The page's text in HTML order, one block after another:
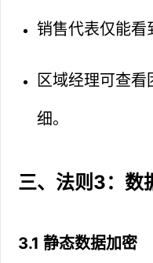
销售代表仅能看
区域经理可查看
细。
三、法则3：数
3.1 静态数据加密